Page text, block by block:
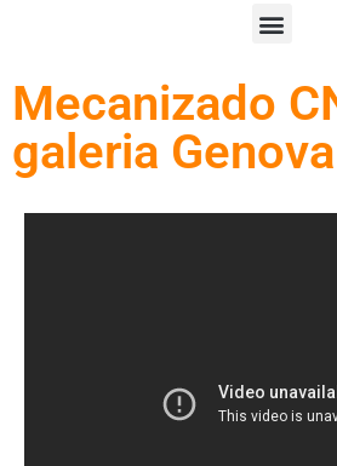
Mecanizado
galeria Genova